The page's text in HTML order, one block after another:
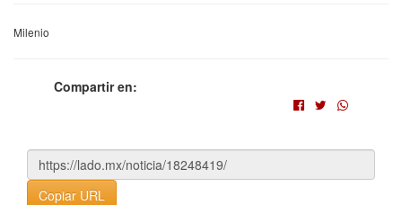
Milenio
Compartir en:
Copiar URL